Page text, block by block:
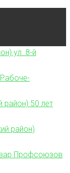
ул. 8-й
район) 50 лет
район)
Профсоюзов